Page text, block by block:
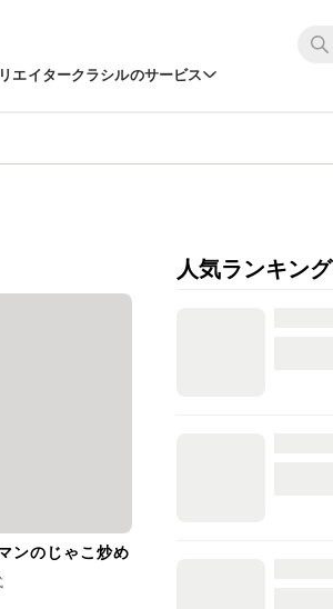
エイタークラシルのサービス
ンのじゃこ炒め
人気ランキング